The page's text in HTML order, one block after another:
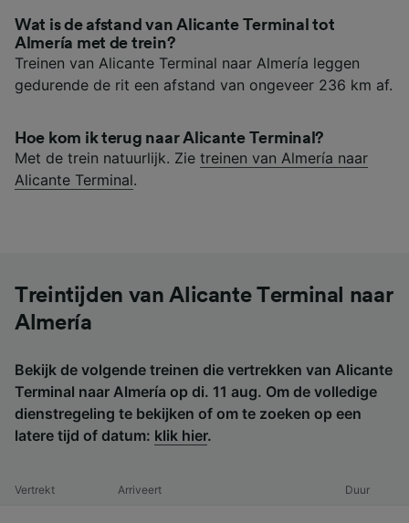
Wat is de afstand van Alicante Terminal tot
Almería met de trein?
Treinen van Alicante Terminal naar Almería leggen
gedurende de rit een afstand van ongeveer 236 km af.
Hoe kom ik terug naar Alicante Terminal?
Met de trein natuurlijk. Zie treinen van Almería naar
Alicante Terminal.
Treintijden van Alicante Terminal naar
Almería
Bekijk de volgende treinen die vertrekken van Alicante
Terminal naar Almería op di. 11 aug. Om de volledige
dienstregeling te bekijken of om te zoeken op een
latere tijd of datum: klik hier.
Vertrekt Arriveert Duur